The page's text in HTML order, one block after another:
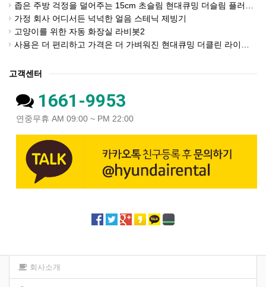
좁은 주방 걱정을 덜어주는 15cm 초슬림 현대큐밍 더슬림 플러스 직수 정수기
가정 회사 어디서든 넉넉한 얼음 스테닉 제빙기
고양이를 위한 자동 화장실 라비봇2
사용은 더 편리하고 가격은 더 가벼워진 현대큐밍 더클린 라이트 비데
고객센터
1661-9953
연중무휴 AM 09:00 ~ PM 22:00
회사소개